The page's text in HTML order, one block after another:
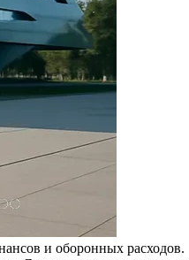
и оборонных расходов.